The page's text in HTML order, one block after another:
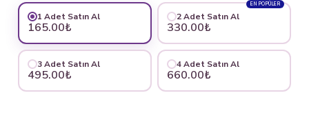
1 Adet Satın Al
165.00₺
EN POPÜLER
2 Adet Satın Al
330.00₺
3 Adet Satın Al
495.00₺
4 Adet Satın Al
660.00₺